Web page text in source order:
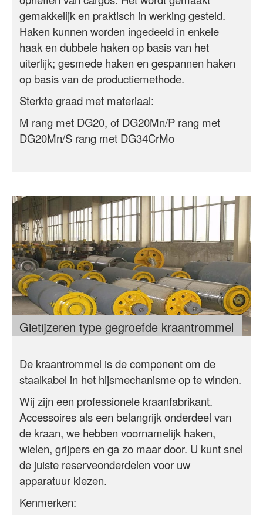
gemakkelijk en praktisch in werking gesteld.
Haken kunnen worden ingedeeld in enkele
haak en dubbele haken op basis van het
uiterlijk; gesmede haken en gespannen haken
op basis van de productiemethode.
Sterkte graad met materiaal:
M rang met DG20, of DG20Mn/P rang met
DG20Mn/S rang met DG34CrMo
Gietijzeren type gegroefde kraantrommel
De kraantrommel is de component om de
staalkabel in het hijsmechanisme op te winden.
Wij zijn een professionele kraanfabrikant.
Accessoires als een belangrijk onderdeel van
de kraan, we hebben voornamelijk haken,
wielen, grijpers en ga zo maar door. U kunt snel
de juiste reserveonderdelen voor uw
apparatuur kiezen.
Kenmerken: